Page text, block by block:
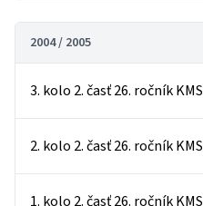
2004 / 2005
3. kolo 2. časť 26. ročník KMS
2. kolo 2. časť 26. ročník KMS
1. kolo 2. časť 26. ročník KMS